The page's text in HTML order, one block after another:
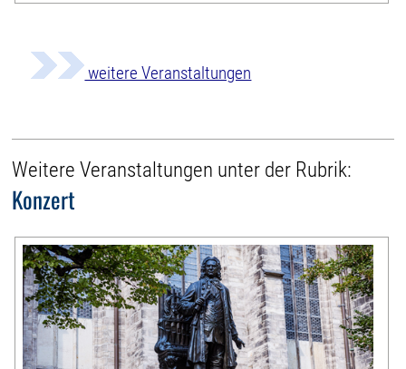
weitere Veranstaltungen
Weitere Veranstaltungen unter der Rubrik:
Konzert